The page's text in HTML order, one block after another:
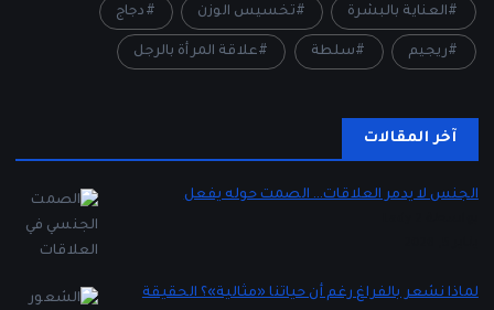
العناية بالبشرة تخسيس الوزن دجاج
ريجيم سلطة علاقة المرأة بالرجل
آخر المقالات
الجنس لا يدمر العلاقات… الصمت حوله يفعل
لماذا نشعر بالفراغ رغم أن حياتنا «مثالية»؟ الحقيقة